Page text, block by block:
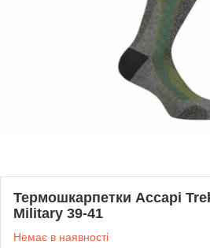
Термошкарпетки Accapi
Military 39-41
Немає в наявності